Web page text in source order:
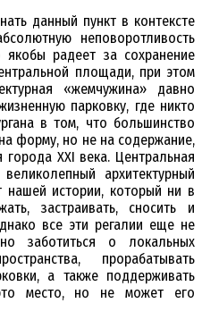
данный пункт в контексте
неповоротливость
радеет за сохранение
площади, при этом
«жемчужина» давно
парковку, где никто
в том, что большинство
форму, но не на содержание,
XXI века. Центральная
архитектурный
нашей истории, который ни в
застраивать, сносить и
все эти регалии еще не
заботиться о локальных
прорабатывать
а также поддерживать
место, но не может его